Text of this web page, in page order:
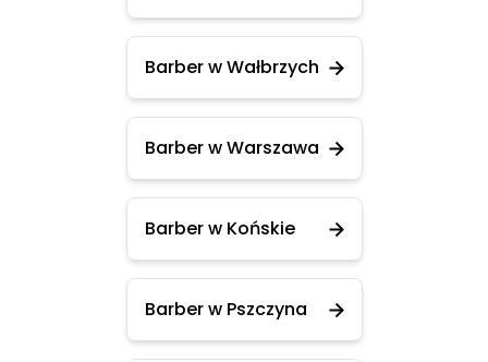
Barber w Wałbrzych
Barber w Warszawa
Barber w Końskie
Barber w Pszczyna